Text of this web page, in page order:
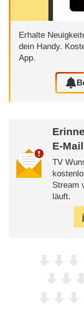
Erhalte
dein Handy.
App.
E-Mail
TV
Stream
läuft.